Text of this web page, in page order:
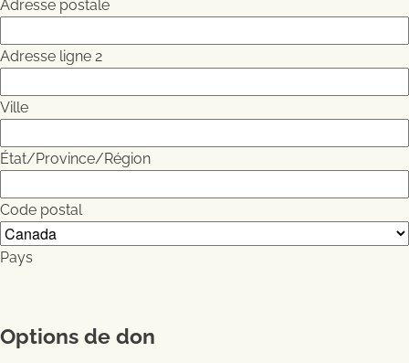
Adresse postale
Adresse ligne 2
Ville
État/Province/Région
Code postal
Pays
Options de don